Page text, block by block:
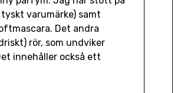
varumärke) samt
Det andra
rör, som undviker
innehåller också ett